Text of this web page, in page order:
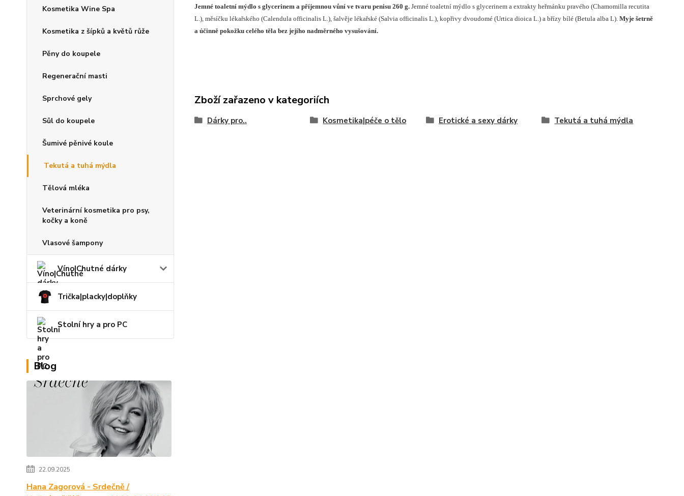
Kosmetika Wine Spa
Kosmetika z šípků a květů růže
Pěny do koupele
Regenerační masti
Sprchové gely
Sůl do koupele
Šumivé pěnivé koule
Tekutá a tuhá mýdla
Tělová mléka
Veterinární kosmetika pro psy,
kočky a koně
Vlasové šampony
Víno|Chutné dárky
Trička|placky|doplňky
Stolní hry a pro PC
Blog
22.09.2025
Hana Zagorová - Srdečně /
Jemné toaletní mýdlo s glycerinem a příjemnou vůní ve tvaru penisu 260 g. Jemné toaletní mýdlo s glycerinem a extrakty heřmánku pravého (Chamomilla recutita
L.), měsíčku lékařského (Calendula officinalis L.), šalvěje lékařské (Salvia officinalis L.), kopřivy dvoudomé (Urtica dioica L.) a břízy bílé (Betula alba L). Myje šetrně
a účinně pokožku celého těla bez jejího nadměrného vysušování.
Zboží zařazeno v kategoriích
Dárky pro.. Kosmetika|péče o tělo Erotické a sexy dárky Tekutá a tuhá mýdla